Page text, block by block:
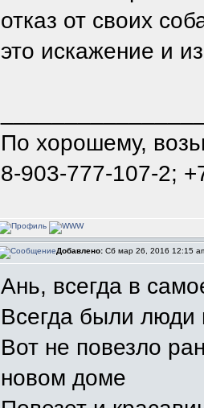
отказ от своих
это искажение и
По хорошему,
8-903-777-107-2;
Добавлено: Сб мар 26, 2016 12:15
Ань, всегда в
Всегда были люди
Вот не повезло
новом доме